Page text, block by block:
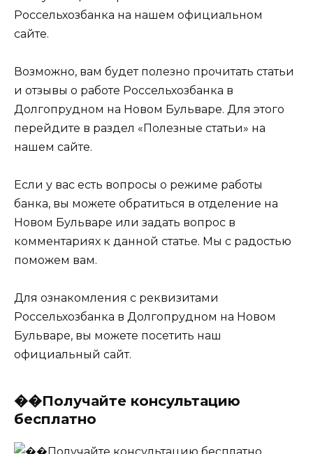
Россельхозбанка на нашем официальном
сайте.
Возможно, вам будет полезно прочитать статьи
и отзывы о работе Россельхозбанка в
Долгопрудном на Новом Бульваре. Для этого
перейдите в раздел «Полезные статьи» на
нашем сайте.
Если у вас есть вопросы о режиме работы
банка, вы можете обратиться в отделение на
Новом Бульваре или задать вопрос в
комментариях к данной статье. Мы с радостью
поможем вам.
Для ознакомления с реквизитами
Россельхозбанка в Долгопрудном на Новом
Бульваре, вы можете посетить наш
официальный сайт.
��Получайте консультацию
бесплатно